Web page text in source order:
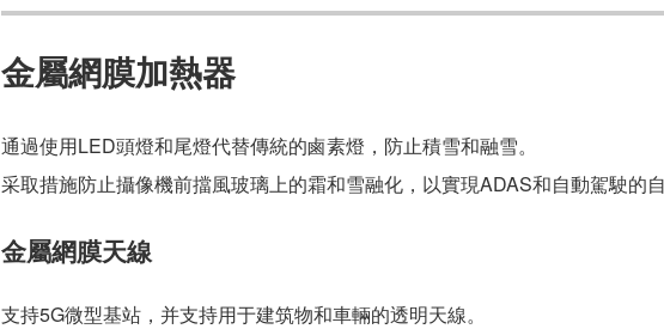
金屬網膜加熱器
通過使用LED頭燈和尾燈代替傳統的鹵素燈，防止積雪和融雪。
采取措施防止攝像機前擋風玻璃上的霜和雪融化，以實現ADAS和自動駕駛的
金屬網膜天線
支持5G微型基站，并支持用于建筑物和車輛的透明天線。